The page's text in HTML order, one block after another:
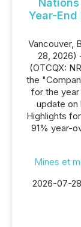
Year-
Vancouver,
28, 2026)
(OTCQX:
the
for the year
update on
Highlights
91% year-
Mines et
2026-07-